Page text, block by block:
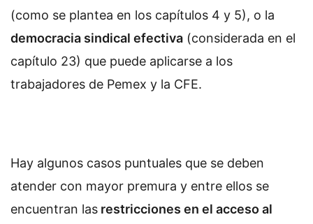
(como se plantea en los capítulos 4 y 5), o la
democracia sindical efectiva (considerada en el
capítulo 23) que puede aplicarse a los
trabajadores de Pemex y la CFE.
Hay algunos casos puntuales que se deben
atender con mayor premura y entre ellos se
encuentran las restricciones en el acceso al